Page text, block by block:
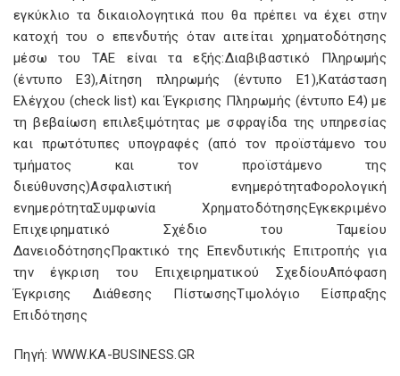
εγκύκλιο τα δικαιολογητικά που θα πρέπει να έχει στην
κατοχή του ο επενδυτής όταν αιτείται χρηματοδότησης
μέσω του ΤΑΕ είναι τα εξής:Διαβιβαστικό Πληρωμής
(έντυπο Ε3),Αίτηση πληρωμής (έντυπο Ε1),Κατάσταση
Ελέγχου (check list) και Έγκρισης Πληρωμής (έντυπο Ε4) με
τη βεβαίωση επιλεξιμότητας με σφραγίδα της υπηρεσίας
και πρωτότυπες υπογραφές (από τον προϊστάμενο του
τμήματος και τον προϊστάμενο της
διεύθυνσης)Ασφαλιστική ενημερότηταΦορολογική
ενημερότηταΣυμφωνία ΧρηματοδότησηςΕγκεκριμένο
Επιχειρηματικό Σχέδιο του Ταμείου
ΔανειοδότησηςΠρακτικό της Επενδυτικής Επιτροπής για
την έγκριση του Επιχειρηματικού ΣχεδίουΑπόφαση
Έγκρισης Διάθεσης ΠίστωσηςΤιμολόγιο Είσπραξης
Επιδότησης
Πηγή: WWW.KA-BUSINESS.GR